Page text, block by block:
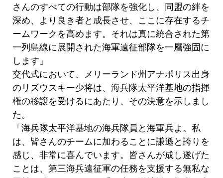
さんのすべての行動は部隊を強化し、同盟の絆を
深め、より良き者と成長させ、ここに存在するチ
ームワークを高めます。それは真に統合された第
一列島線に展開された海軍遠征部隊を一層強固に
します」
交代式において、メリーランド州アナポリス出身
のリズウスキー少将は、海兵隊太平洋基地の指揮
権の移譲を受けるにあたり、その決意を示しまし
た。
「海兵隊太平洋基地の海兵隊員と海軍兵よ。私
は、皆さんのチームに加わることに謙遜と誇りを
感じ、非常に喜んでいます。皆さんが成し遂げた
ことは、第三海兵遠征軍の任務を支援する無私な